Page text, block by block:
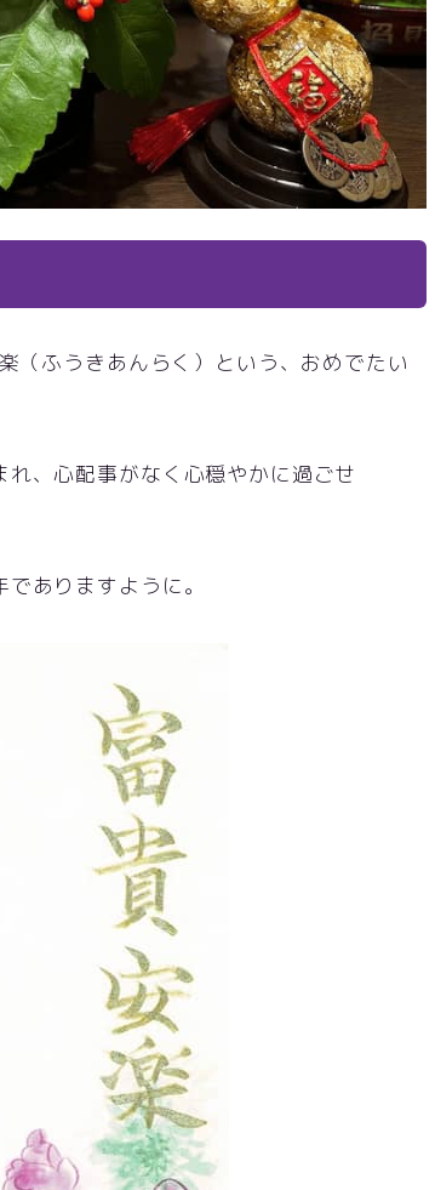
（ふうきあんらく）という、おめでたい
、心配事がなく心穏やかに過ごせ
ありますように。